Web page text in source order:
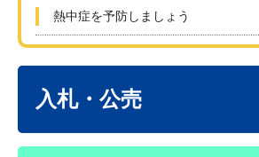
熱中症を予防しましょう
入札・公売